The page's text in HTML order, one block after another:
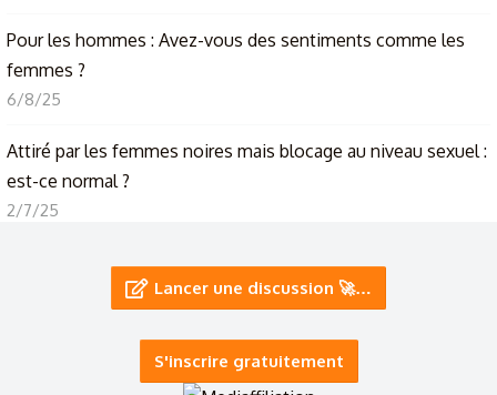
Pour les hommes : Avez-vous des sentiments comme les
femmes ?
6/8/25
Attiré par les femmes noires mais blocage au niveau sexuel :
est-ce normal ?
2/7/25
Est ce que les femmes doivent s’épiler ?
💃Tu aimes plutôt...les femmes ou ... 🕺
Lancer une discussion 🚀…
S'inscrire gratuitement